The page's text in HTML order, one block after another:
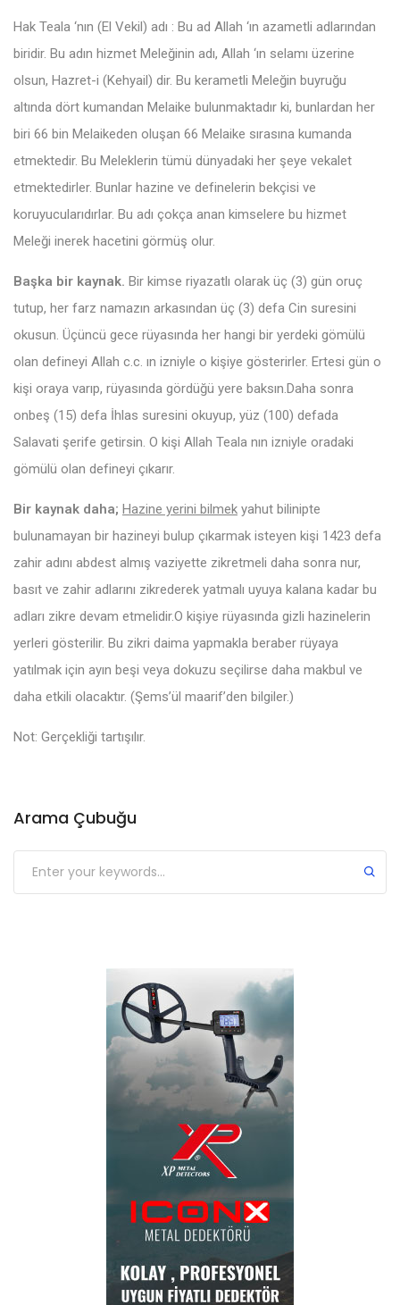
Hak Teala ‘nın (El Vekil) adı : Bu ad Allah ‘ın azametli adlarından
biridir. Bu adın hizmet Meleğinin adı, Allah ‘ın selamı üzerine
olsun, Hazret-i (Kehyail) dir. Bu kerametli Meleğin buyruğu
altında dört kumandan Melaike bulunmaktadır ki, bunlardan her
biri 66 bin Melaikeden oluşan 66 Melaike sırasına kumanda
etmektedir. Bu Meleklerin tümü dünyadaki her şeye vekalet
etmektedirler. Bunlar hazine ve definelerin bekçisi ve
koruyucularıdırlar. Bu adı çokça anan kimselere bu hizmet
Meleği inerek hacetini görmüş olur.
Başka bir kaynak. Bir kimse riyazatlı olarak üç (3) gün oruç
tutup, her farz namazın arkasından üç (3) defa Cin suresini
okusun. Üçüncü gece rüyasında her hangi bir yerdeki gömülü
olan defineyi Allah c.c. ın izniyle o kişiye gösterirler. Ertesi gün o
kişi oraya varıp, rüyasında gördüğü yere baksın.Daha sonra
onbeş (15) defa İhlas suresini okuyup, yüz (100) defada
Salavati şerife getirsin. O kişi Allah Teala nın izniyle oradaki
gömülü olan defineyi çıkarır.
Bir kaynak daha; Hazine yerini bilmek yahut bilinipte
bulunamayan bir hazineyi bulup çıkarmak isteyen kişi 1423 defa
zahir adını abdest almış vaziyette zikretmeli daha sonra nur,
basıt ve zahir adlarını zikrederek yatmalı uyuya kalana kadar bu
adları zikre devam etmelidir.O kişiye rüyasında gizli hazinelerin
yerleri gösterilir. Bu zikri daima yapmakla beraber rüyaya
yatılmak için ayın beşi veya dokuzu seçilirse daha makbul ve
daha etkili olacaktır. (Şems’ül maarif’den bilgiler.)
Not: Gerçekliği tartışılır.
Arama Çubuğu